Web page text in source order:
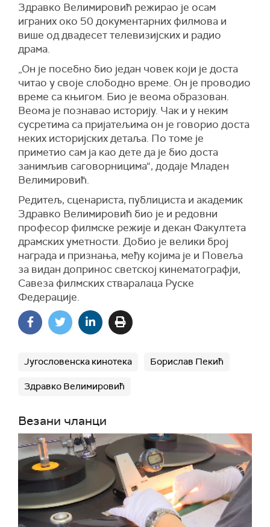
Здравко Велимировић режирао је осам
играних око 50 документарних филмова и
више од двадесет телевизијских и радио
драма.
„Он је посебно био један човек који је доста
читао у своје слободно време. Он је проводио
време са књигом. Био је веома образован.
Веома је познавао историју. Чак и у неким
сусретима са пријатељима он је говорио доста
неких историјских детаља. По томе је
приметио сам ја као дете да је био доста
занимљив саговорницима“, додаје Младен
Велимировић.
Редитељ, сценариста, публициста и академик
Здравко Велимировић био је и редовни
професор филмске режије и декан Факултета
драмских уметности. Добио је велики број
награда и признања, међу којима је и Повеља
за видан допринос светској кинематографји,
Савеза филмских стваралаца Руске
Федерације.
Југословенска кинотека Борислав Пекић
Здравко Велимировић
Везани чланци